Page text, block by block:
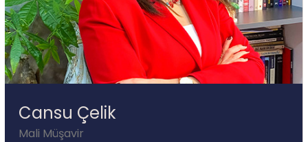
Cansu Çelik
Mali Müşavir